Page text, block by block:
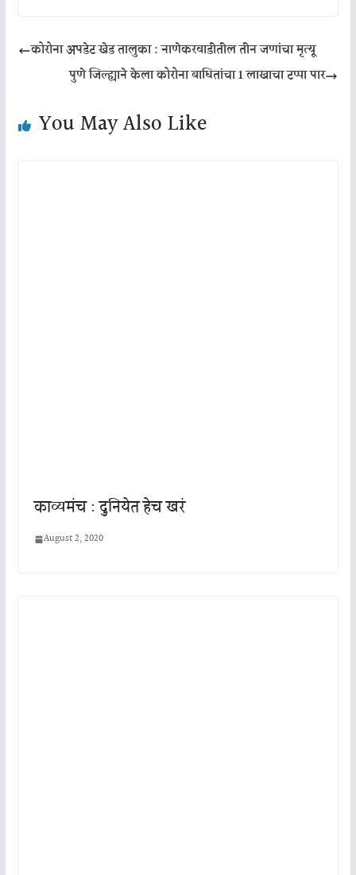
कोरोना अपडेट खेड तालुका : नाणेकरवाडीतील तीन जणांचा मृत्यू
पुणे जिल्ह्याने केला कोरोना बाधितांचा 1 लाखाचा टप्पा पार
You May Also Like
काव्यमंच : दुनियेत हेच खरं
August 2, 2020